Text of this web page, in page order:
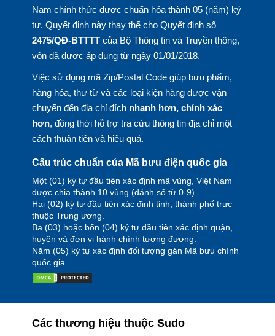
Nam chính thức được chuẩn hóa thành 05 (năm) ký
tự. Quyết định này thay thế cho Quyết định số
2475/QĐ-BTTTTcủa Bộ Thông tin và Truyền thông,
vốn đã được áp dụng từ ngày 01/01/2018.
Việc sử dụng mã Zip/Postal Code giúp bưu phẩm,
hàng hóa, thư từ và các loại kiện hàng được vận
chuyển đến địa chỉ đích nhanh hơn, chính xác
hơn, đồng thời hỗ trợ tra cứu thông tin địa chỉ một
cách thuận tiện và hiệu quả.
Cấu trúc chuẩn của Mã bưu điện quốc gia
Một (01) ký tự đầu tiên xác định mã vùng, Việt Nam
được chia thành 10 vùng (đánh số từ 0-9).
Hai (02) ký tự đầu tiên xác định tỉnh, thành phố trực
thuộc Trung ương.
Ba (03) hoặc bốn (04) ký tự đầu tiên xác định quận,
huyện và đơn vị hành chính tương đương.
Năm (05) ký tự xác định đối tượng gán Mã bưu chính
quốc gia.
Các thương hiệu thuộc Sudo